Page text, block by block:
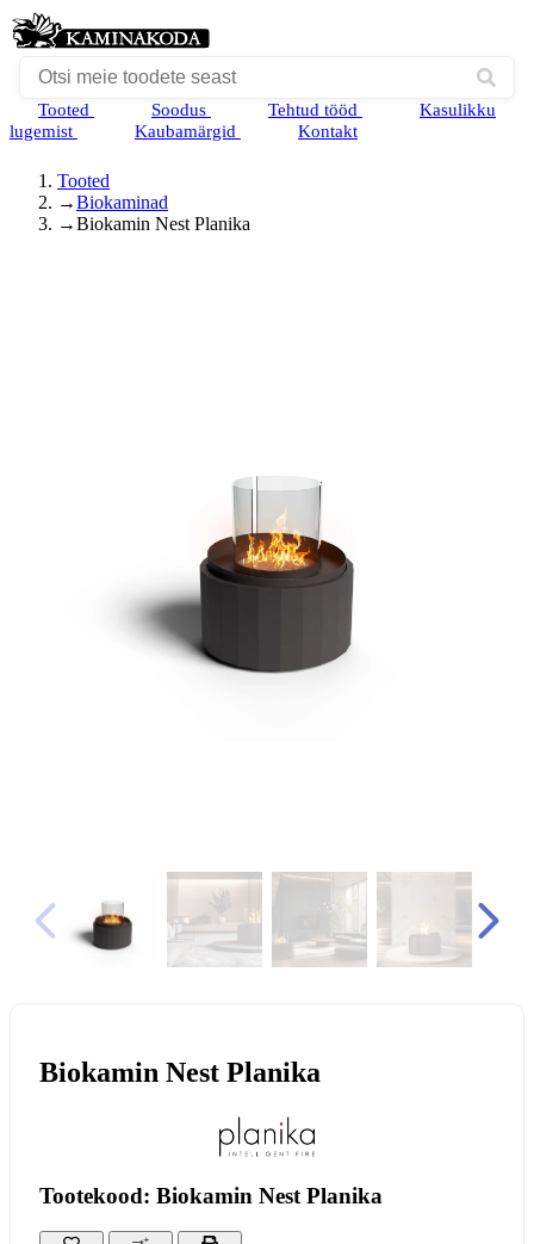
Tooted Soodus Tehtud tööd
Kasulikku
lugemist
Kaubamärgid Kontakt
Tooted
→Biokaminad
→Biokamin Nest Planika
Biokamin Nest Planika
Tootekood: Biokamin Nest Planika